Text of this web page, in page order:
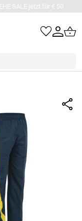
SALE jetzt für € 50